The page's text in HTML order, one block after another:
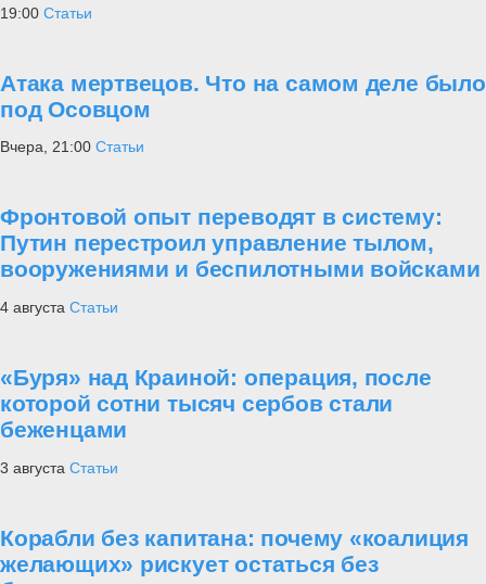
19:00 Статьи
Атака мертвецов. Что на самом деле было
под Осовцом
Вчера, 21:00 Статьи
Фронтовой опыт переводят в систему:
Путин перестроил управление тылом,
вооружениями и беспилотными войсками
4 августа Статьи
«Буря» над Краиной: операция, после
которой сотни тысяч сербов стали
беженцами
3 августа Статьи
Корабли без капитана: почему «коалиция
желающих» рискует остаться без